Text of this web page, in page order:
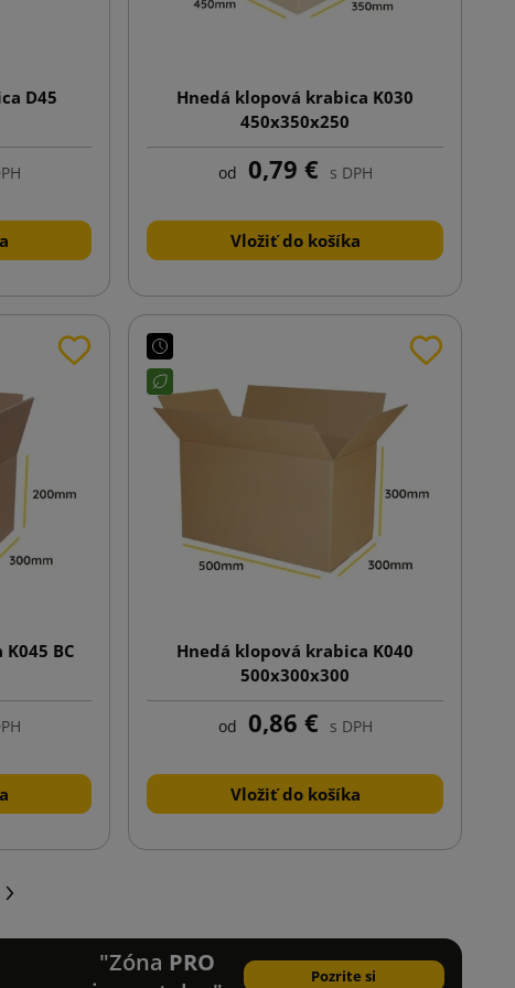
D45
Hnedá klopová krabica K030
450x350x250
od 0,79 € s DPH
Vložiť do košíka
BC
Hnedá klopová krabica K040
500x300x300
od 0,86 € s DPH
Vložiť do košíka
"Zóna PRO
Pozrite si